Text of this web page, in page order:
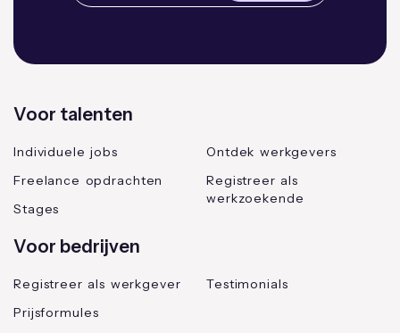
Voor talenten
Individuele jobs
Freelance opdrachten
Stages
Ontdek werkgevers
Registreer als
werkzoekende
Voor bedrijven
Registreer als werkgever
Prijsformules
Testimonials